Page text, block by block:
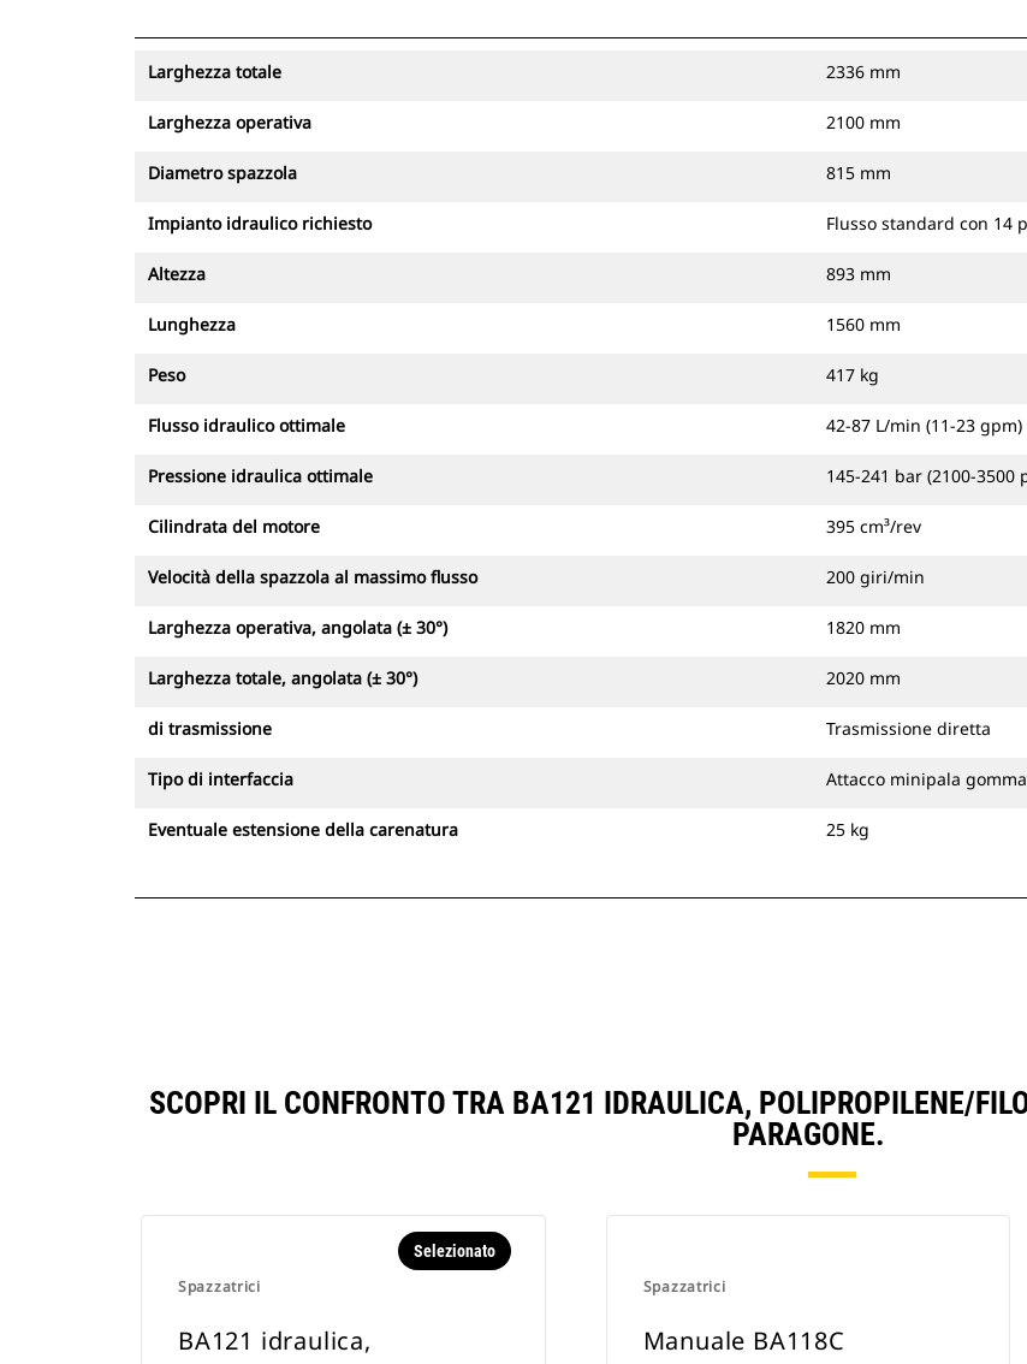
Larghezza totale 2336 mm
Larghezza operativa 2100 mm
Diametro spazzola 815 mm
Impianto idraulico richiesto Flusso standard con 14
Altezza 893 mm
Lunghezza 1560 mm
Peso 417 kg
Flusso idraulico ottimale 42-87 L/min (11-23 gpm)
Pressione idraulica ottimale 145-241 bar (2100-3500
Cilindrata del motore 395 cm³/rev
Velocità della spazzola al massimo flusso 200 giri/min
Larghezza operativa, angolata (± 30°) 1820 mm
Larghezza totale, angolata (± 30°) 2020 mm
di trasmissione Trasmissione diretta
Tipo di interfaccia Attacco minipala
Eventuale estensione della carenatura 25 kg
SCOPRI IL CONFRONTO TRA BA121 IDRAULICA, POLIPROPILENE/
PARAGONE.
Spazzatrici
Selezionato
BA121 idraulica,
Spazzatrici
Manuale BA118C